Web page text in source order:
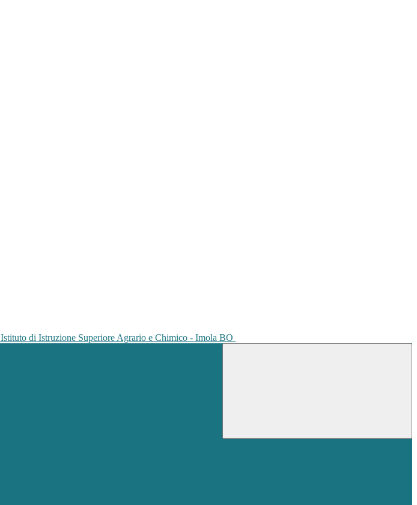
Istituto di Istruzione Superiore Agrario e Chimico - Imola BO